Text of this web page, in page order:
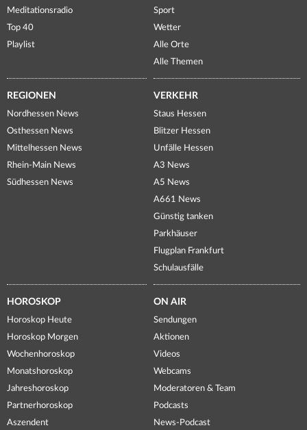
Meditationsradio
Top 40
Playlist
Sport
Wetter
Alle Orte
Alle Themen
REGIONEN
Nordhessen News
Osthessen News
Mittelhessen News
Rhein-Main News
Südhessen News
VERKEHR
Staus Hessen
Blitzer Hessen
Unfälle Hessen
A3 News
A5 News
A661 News
Günstig tanken
Parkhäuser
Flugplan Frankfurt
Schulausfälle
HOROSKOP
Horoskop Heute
Horoskop Morgen
Wochenhoroskop
Monatshoroskop
Jahreshoroskop
Partnerhoroskop
Aszendent
ON AIR
Sendungen
Aktionen
Videos
Webcams
Moderatoren & Team
Podcasts
News-Podcast